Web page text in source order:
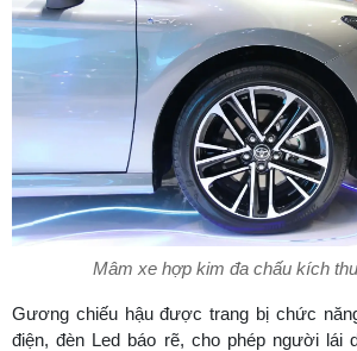
Mâm xe hợp kim đa chấu kích
Gương chiếu hậu được trang bị chức
điện, đèn Led báo rẽ, cho phép người lái